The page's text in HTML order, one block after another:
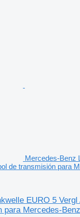
Mercedes-Benz
de transmisión para
EURO 5 Vergl
para Mercedes-